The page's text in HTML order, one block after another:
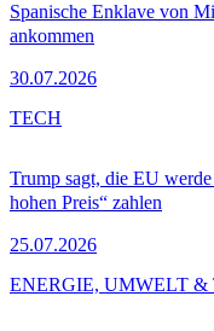
Spanische Enklave von
ankommen
30.07.2026
Trump sagt, die EU
hohen Preis“ zahlen
25.07.2026
TECH
ENERGIE, UMWELT &